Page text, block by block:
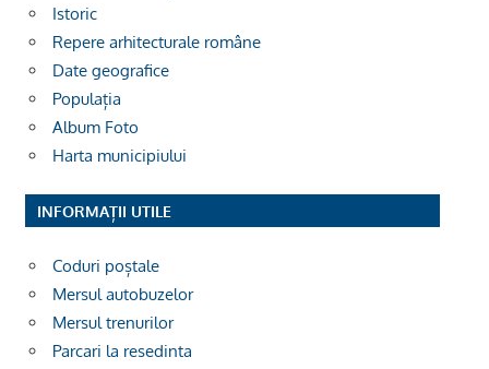
Istoric
Repere arhitecturale române
Date geografice
Populația
Album Foto
Harta municipiului
INFORMAȚII UTILE
Coduri poștale
Mersul autobuzelor
Mersul trenurilor
Parcari la resedinta